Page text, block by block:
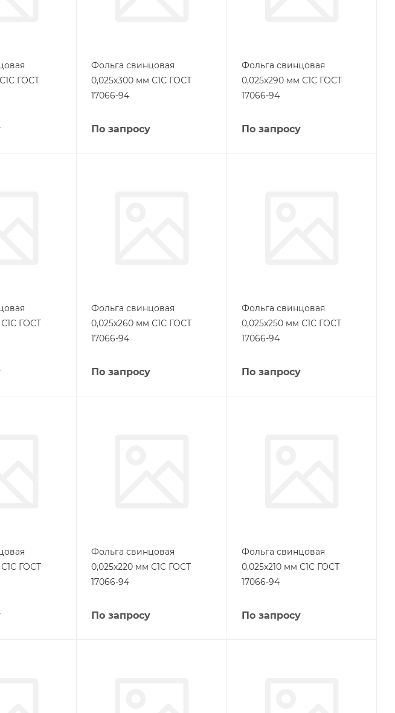
ГОСТ
Фольга свинцовая
0,025х300 мм С1С ГОСТ
17066-94
По запросу
Фольга свинцовая
0,025х290 мм С1С ГОСТ
17066-94
По запросу
ГОСТ
Фольга свинцовая
0,025х260 мм С1С ГОСТ
17066-94
По запросу
Фольга свинцовая
0,025х250 мм С1С ГОСТ
17066-94
По запросу
ГОСТ
Фольга свинцовая
0,025х220 мм С1С ГОСТ
17066-94
По запросу
Фольга свинцовая
0,025х210 мм С1С ГОСТ
17066-94
По запросу